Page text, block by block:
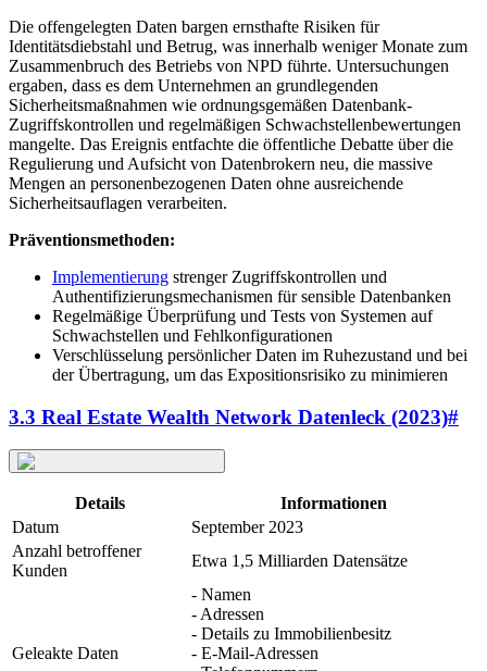
Die offengelegten Daten bargen ernsthafte Risiken für
Identitätsdiebstahl und Betrug, was innerhalb weniger Monate zum
Zusammenbruch des Betriebs von NPD führte. Untersuchungen
ergaben, dass es dem Unternehmen an grundlegenden
Sicherheitsmaßnahmen wie ordnungsgemäßen Datenbank-
Zugriffskontrollen und regelmäßigen Schwachstellenbewertungen
mangelte. Das Ereignis entfachte die öffentliche Debatte über die
Regulierung und Aufsicht von Datenbrokern neu, die massive
Mengen an personenbezogenen Daten ohne ausreichende
Sicherheitsauflagen verarbeiten.
Präventionsmethoden:
Implementierung strenger Zugriffskontrollen und
Authentifizierungsmechanismen für sensible Datenbanken
Regelmäßige Überprüfung und Tests von Systemen auf
Schwachstellen und Fehlkonfigurationen
Verschlüsselung persönlicher Daten im Ruhezustand und bei
der Übertragung, um das Expositionsrisiko zu minimieren
3.3 Real Estate Wealth Network Datenleck (2023)#
Details
Informationen
Datum
September 2023
Anzahl betroffener
Kunden
Etwa 1,5 Milliarden Datensätze
Geleakte Daten
- Namen
- Adressen
- Details zu Immobilienbesitz
- E-Mail-Adressen